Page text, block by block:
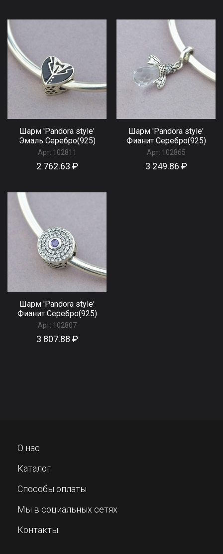
Шарм 'Pandora style'
Эмаль Серебро(925)
Арт: 102811
2 762.63 ₽
Шарм 'Pandora style'
Фианит Серебро(925)
Арт: 102865
3 249.86 ₽
Шарм 'Pandora style'
Фианит Серебро(925)
Арт: 102807
3 807.88 ₽
О нас
Каталог
Способы оплаты
Мы в социальных сетях
Контакты